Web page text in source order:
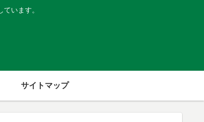
います。
サイトマップ